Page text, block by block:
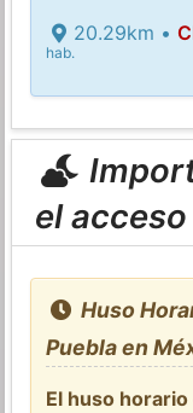
20.29km •
hab.
el
Huso
Puebla en
El huso